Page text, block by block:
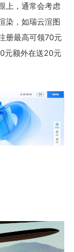
上，通常会考虑
染，如瑞云渲图
册最高可领70元
元额外在送20元